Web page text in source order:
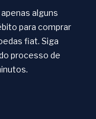
alguns
para comprar
fiat. Siga
processo de